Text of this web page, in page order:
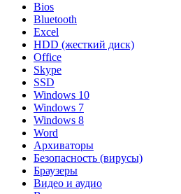
Bios
Bluetooth
Excel
HDD (жесткий диск)
Office
Skype
SSD
Windows 10
Windows 7
Windows 8
Word
Архиваторы
Безопасность (вирусы)
Браузеры
Видео и аудио